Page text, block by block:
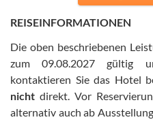
REISEINFORMATIONEN
Die oben beschriebenen
zum 09.08.2027 gültig
kontaktieren Sie das Hotel
nicht direkt. Vor
alternativ auch ab